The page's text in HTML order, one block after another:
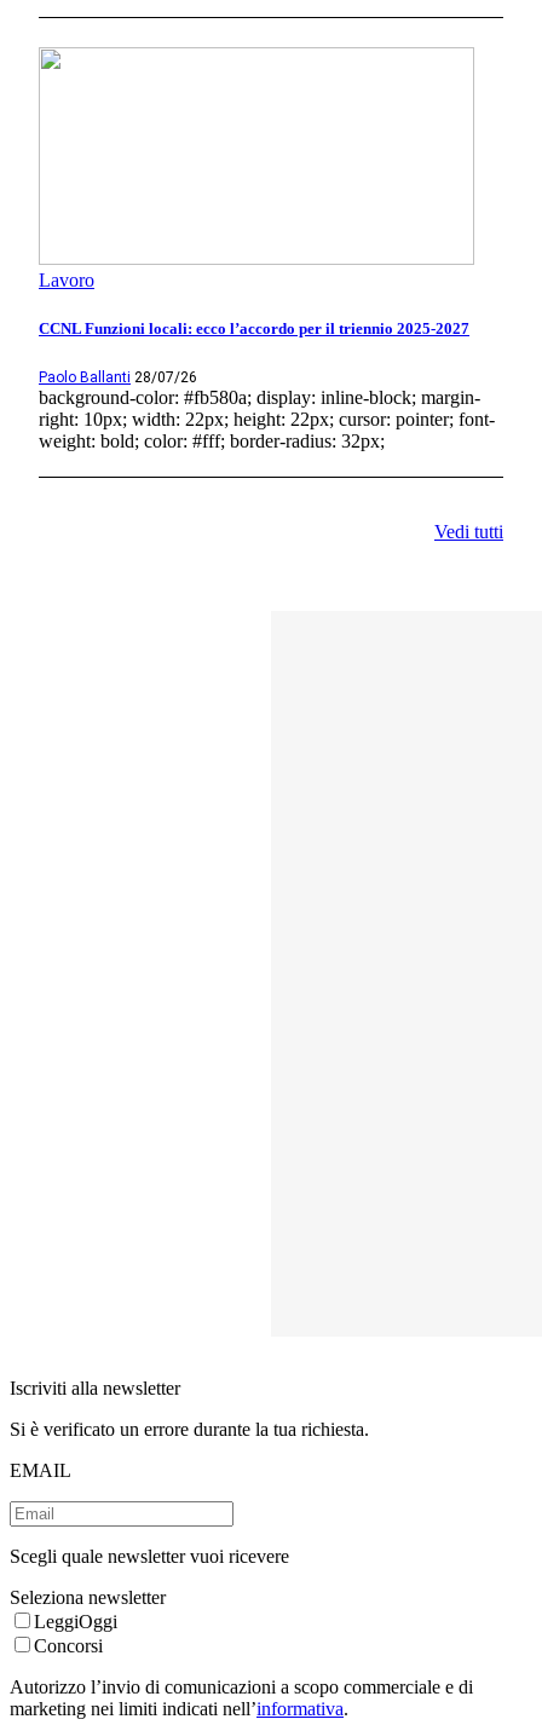
Lavoro
CCNL Funzioni locali: ecco l’accordo per il triennio 2025-2027
Paolo Ballanti 28/07/26
background-color: #fb580a; display: inline-block; margin-
right: 10px; width: 22px; height: 22px; cursor: pointer; font-
weight: bold; color: #fff; border-radius: 32px;
Vedi tutti
Iscriviti alla newsletter
Si è verificato un errore durante la tua richiesta.
EMAIL
Scegli quale newsletter vuoi ricevere
Seleziona newsletter
LeggiOggi
Concorsi
Autorizzo l’invio di comunicazioni a scopo commerciale e di
marketing nei limiti indicati nell’informativa.